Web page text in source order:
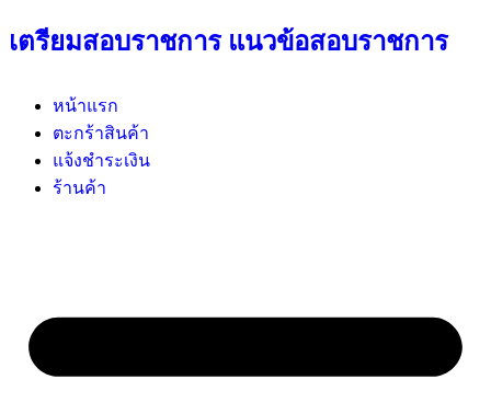
เตรียมสอบราชการ แนวข้อสอบราชการ
หน้าแรก
ตะกร้าสินค้า
แจ้งชำระเงิน
ร้านค้า